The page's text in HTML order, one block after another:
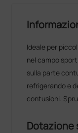
Ideale per
nel campo
sulla parte
refrigerando e
contusioni.
Dotazione